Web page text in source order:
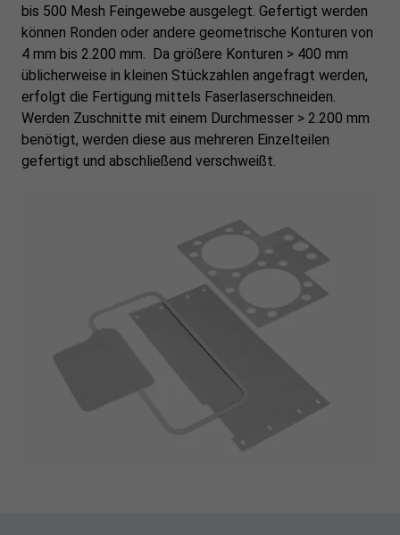
bis 500 Mesh Feingewebe ausgelegt. Gefertigt werden
können Ronden oder andere geometrische Konturen von
4 mm bis 2.200 mm. Da größere Konturen > 400 mm
üblicherweise in kleinen Stückzahlen angefragt werden,
erfolgt die Fertigung mittels Faserlaserschneiden.
Werden Zuschnitte mit einem Durchmesser > 2.200 mm
benötigt, werden diese aus mehreren Einzelteilen
gefertigt und abschließend verschweißt.